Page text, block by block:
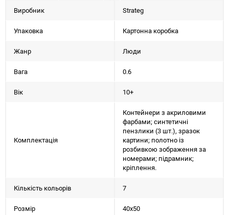
Виробник
Strateg
Упаковка Картонна коробка
Жанр Люди
Вага 0.6
Вік 10+
Комплектація
Контейнери з акриловими
фарбами; синтетичні
пензлики (3 шт.), зразок
картини; полотно із
розбивкою зображення за
номерами; підрамник;
кріплення.
Кількість кольорів 7
Розмір 40х50